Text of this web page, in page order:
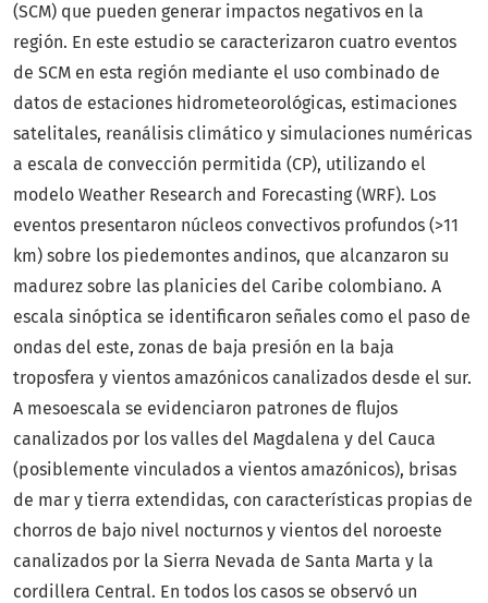
(SCM) que pueden generar impactos negativos en la
región. En este estudio se caracterizaron cuatro eventos
de SCM en esta región mediante el uso combinado de
datos de estaciones hidrometeorológicas, estimaciones
satelitales, reanálisis climático y simulaciones numéricas
a escala de convección permitida (CP), utilizando el
modelo Weather Research and Forecasting (WRF). Los
eventos presentaron núcleos convectivos profundos (>11
km) sobre los piedemontes andinos, que alcanzaron su
madurez sobre las planicies del Caribe colombiano. A
escala sinóptica se identificaron señales como el paso de
ondas del este, zonas de baja presión en la baja
troposfera y vientos amazónicos canalizados desde el sur.
A mesoescala se evidenciaron patrones de flujos
canalizados por los valles del Magdalena y del Cauca
(posiblemente vinculados a vientos amazónicos), brisas
de mar y tierra extendidas, con características propias de
chorros de bajo nivel nocturnos y vientos del noroeste
canalizados por la Sierra Nevada de Santa Marta y la
cordillera Central. En todos los casos se observó un